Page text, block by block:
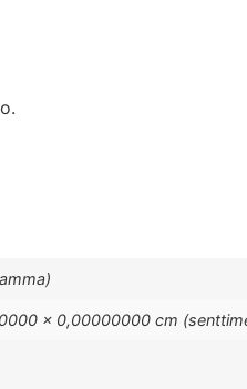
× 0,00000000 cm